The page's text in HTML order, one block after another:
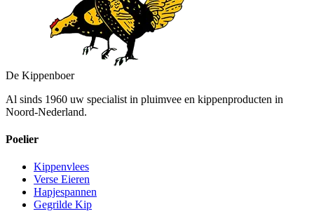
De Kippenboer
Al sinds 1960 uw specialist in pluimvee en kippenproducten in
Noord-Nederland.
Poelier
Kippenvlees
Verse Eieren
Hapjespannen
Gegrilde Kip